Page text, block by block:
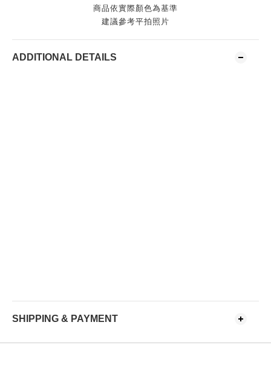
商品依實際顏色為基準
建議參考平拍照片
ADDITIONAL DETAILS
SHIPPING & PAYMENT